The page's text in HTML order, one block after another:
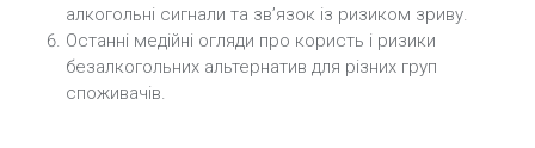
алкогольні сигнали та зв’язок із ризиком зриву.
Останні медійні огляди про користь і ризики
безалкогольних альтернатив для різних груп
споживачів.